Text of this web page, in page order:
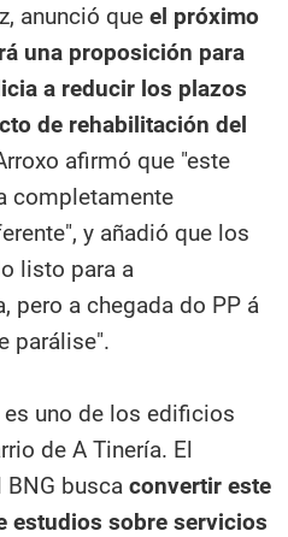
anunció que el próximo
una proposición para
a reducir los plazos
de rehabilitación del
afirmó que "este
completamente
y añadió que los
listo para a
pero a chegada do PP á
parálise".
es uno de los edificios
de A Tinería. El
busca convertir este
estudios sobre servicios